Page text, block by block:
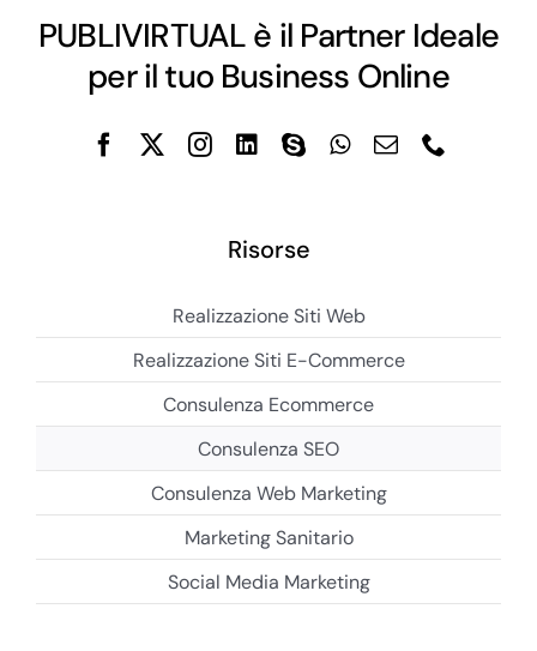
PUBLIVIRTUAL è il Partner Ideale
per il tuo Business Online
Risorse
Realizzazione Siti Web
Realizzazione Siti E-Commerce
Consulenza Ecommerce
Consulenza SEO
Consulenza Web Marketing
Marketing Sanitario
Social Media Marketing